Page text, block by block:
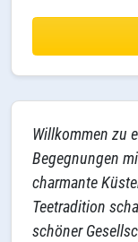
Willkommen zu
Begegnungen
charmante
Teetradition
schöner